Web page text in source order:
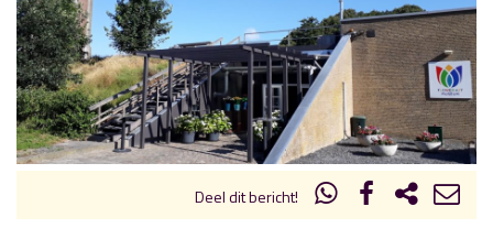
Vorig uur Volgend uur
Inklappen
Deel dit bericht!